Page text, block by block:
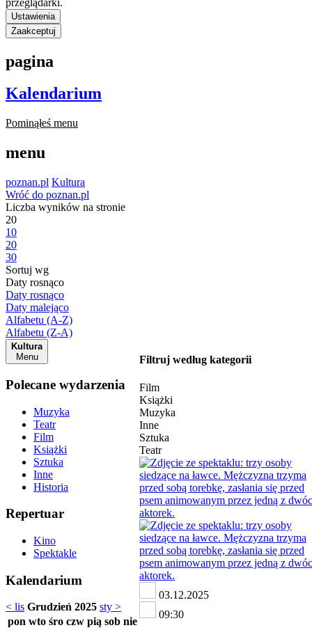
Ustawienia
Zaakceptuj
pagina
Kalendarium
Pominąłeś menu
menu
poznan.pl Kultura
Wróć do poznan.pl
Liczba wyników na stronie
20
10
20
30
Sortuj wg
Daty rosnąco
Daty rosnąco
Daty malejąco
Alfabetu (A-Z)
Alfabetu (Z-A)
Kultura
Menu
Polecane wydarzenia
Muzyka
Teatr
Film
Książki
Sztuka
Inne
Historia
Repertuar
Kino
Spektakle
Kalendarium
< lis Grudzień 2025 sty >
pon wto śro czw pią sob nie
Filtruj według kategorii
Film
Książki
Muzyka
Inne
Sztuka
Teatr
03.12.2025
09:30